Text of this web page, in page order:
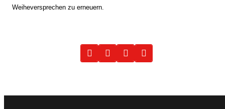
Weiheversprechen zu erneuern.